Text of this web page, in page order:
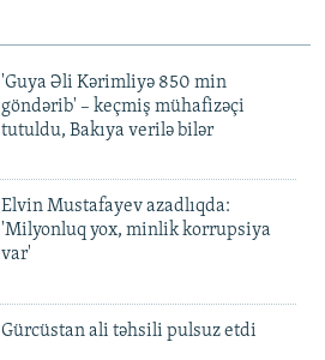
'Guya Əli Kərimliyə 850 min
göndərib' – keçmiş mühafizəçi
tutuldu, Bakıya verilə bilər
Elvin Mustafayev azadlıqda:
'Milyonluq yox, minlik korrupsiya
var'
Gürcüstan ali təhsili pulsuz etdi